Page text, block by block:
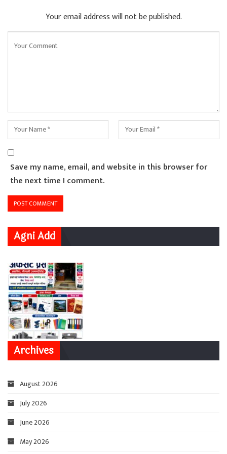
Your email address will not be published.
Save my name, email, and website in this browser for
the next time I comment.
Agni Add
Archives
August 2026
July 2026
June 2026
May 2026